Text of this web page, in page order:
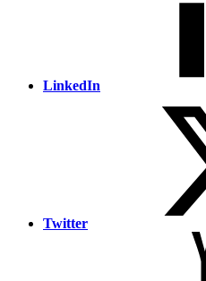
LinkedIn
Twitter